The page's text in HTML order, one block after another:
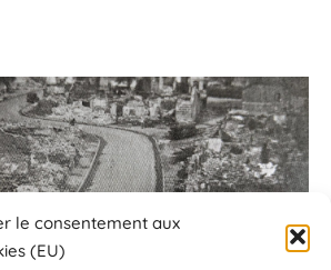
le consentement aux
(EU)